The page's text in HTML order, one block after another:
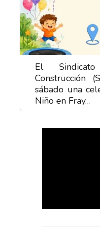
El
Construcción
sábado una
Niño en Fray…